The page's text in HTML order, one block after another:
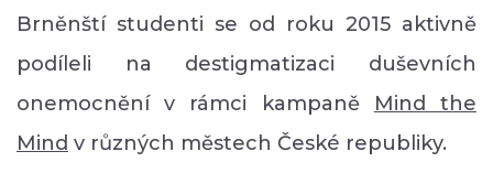
Brněnští studenti se od roku 2015 aktivně
podíleli na destigmatizaci duševních
onemocnění v rámci kampaně Mind the
Mind v různých městech České republiky.